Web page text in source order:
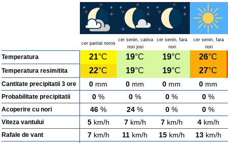
cer partial noros
cer senin, cativa
nori josi
cer senin, fara
nori
cer senin, fara
nori
Temperatura 21°C 19°C 19°C 26°C
Temperatura resimitita 22°C 19°C 19°C 27°C
Cantitate precipitatii 3 ore 0 mm 0 mm 0 mm 0 mm
Probabilitate precipitatii 0 % 0 % 0 % 0 %
Acoperire cu nori 46 % 24 % 0 % 0 %
Viteza vantului 5km/h 7km/h 7km/h 4km/h
Rafale de vant 7km/h 11 km/h 15km/h 13km/h